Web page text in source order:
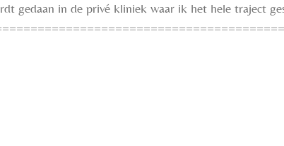
gedaan in de privé kliniek waar ik het hele traject